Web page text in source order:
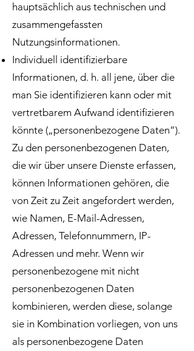
hauptsächlich aus technischen und
zusammengefassten
Nutzungsinformationen.
Individuell identifizierbare
Informationen, d. h. all jene, über die
man Sie identifizieren kann oder mit
vertretbarem Aufwand identifizieren
könnte („personenbezogene Daten“).
Zu den personenbezogenen Daten,
die wir über unsere Dienste erfassen,
können Informationen gehören, die
von Zeit zu Zeit angefordert werden,
wie Namen, E-Mail-Adressen,
Adressen, Telefonnummern, IP-
Adressen und mehr. Wenn wir
personenbezogene mit nicht
personenbezogenen Daten
kombinieren, werden diese, solange
sie in Kombination vorliegen, von uns
als personenbezogene Daten